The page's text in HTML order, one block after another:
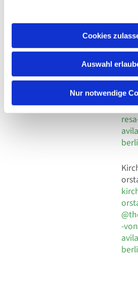
Cookies
Auswahl
Nur notwendige
Kirchengemeinde Pfarrei
Hl. Theresa von Avila Berlin
Leitender Pfarrer - Norbert
Behaimstr. 39
+49
924
Fax
30
18
E-
-